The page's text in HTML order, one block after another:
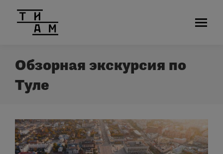
Обзорная экскурсия по
Туле